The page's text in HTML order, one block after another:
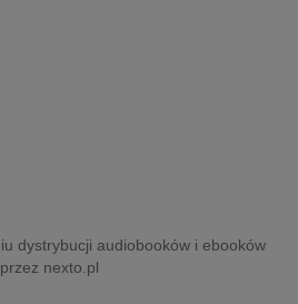
informacyjne
dystrybucji audiobooków i ebooków
przez nexto.pl